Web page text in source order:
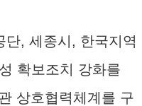
단, 세종시, 한국지역
확보조치 강화를
상호협력체계를 구